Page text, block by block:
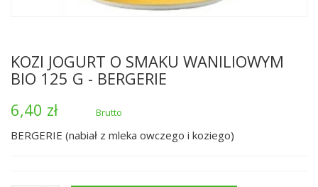
KOZI JOGURT O SMAKU WANILIOWYM
BIO 125 G - BERGERIE
6,40 zł
Brutto
BERGERIE (nabiał z mleka owczego i koziego)